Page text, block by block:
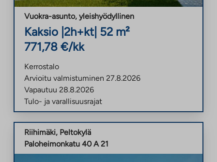
Vuokra-asunto, yleishyödyllinen
Kaksio 2h+kt| 52 m²
771,78 €/kk
Kerrostalo
Arvioitu valmistuminen 27.8.2026
Vapautuu 28.8.2026
Tulo- ja varallisuusrajat
Riihimäki, Peltokylä
Paloheimonkatu 40 A 21